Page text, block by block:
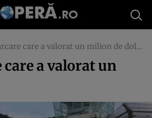
care a valorat un milion de dolari
care a valorat un